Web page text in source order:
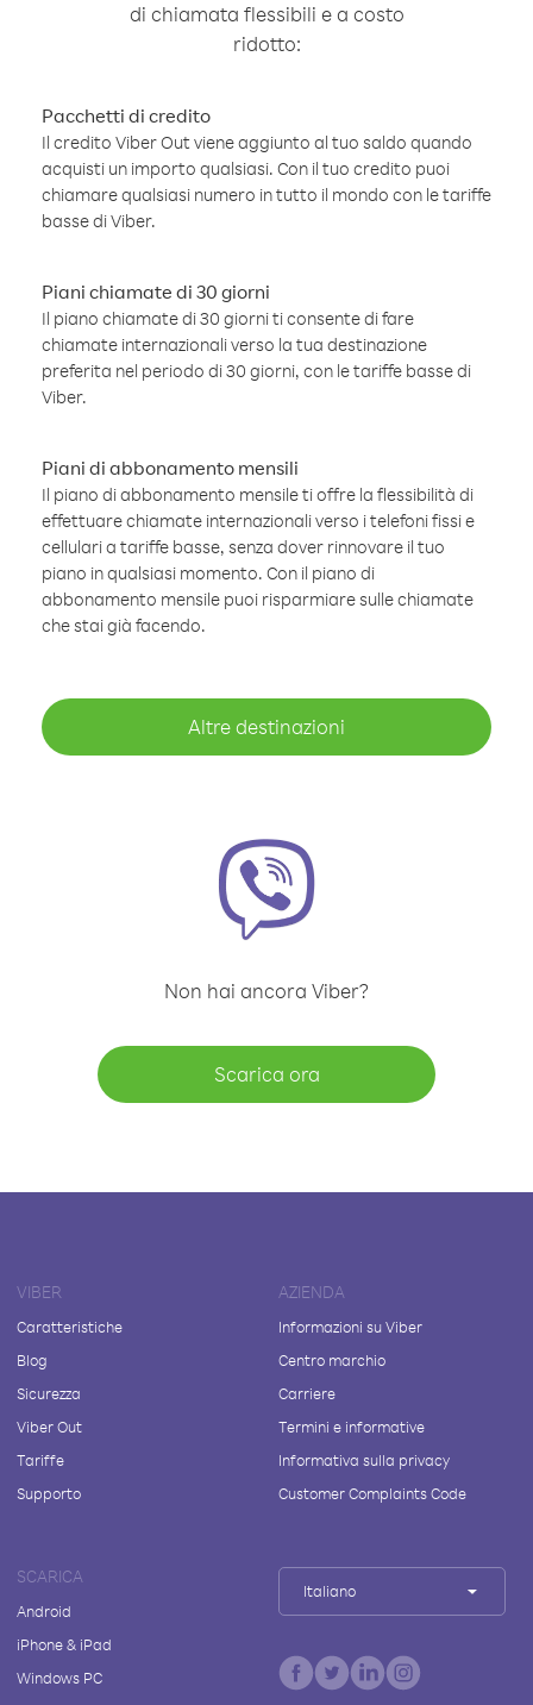
di chiamata flessibili e a costo
ridotto:
Pacchetti di credito
Il credito Viber Out viene aggiunto al tuo saldo quando
acquisti un importo qualsiasi. Con il tuo credito puoi
chiamare qualsiasi numero in tutto il mondo con le tariffe
basse di Viber.
Piani chiamate di 30 giorni
Il piano chiamate di 30 giorni ti consente di fare
chiamate internazionali verso la tua destinazione
preferita nel periodo di 30 giorni, con le tariffe basse di
Viber.
Piani di abbonamento mensili
Il piano di abbonamento mensile ti offre la flessibilità di
effettuare chiamate internazionali verso i telefoni fissi e
cellulari a tariffe basse, senza dover rinnovare il tuo
piano in qualsiasi momento. Con il piano di
abbonamento mensile puoi risparmiare sulle chiamate
che stai già facendo.
Altre destinazioni
Non hai ancora Viber?
Scarica ora
VIBER
Caratteristiche
Blog
Sicurezza
Viber Out
Tariffe
Supporto
AZIENDA
Informazioni su Viber
Centro marchio
Carriere
Termini e informative
Informativa sulla privacy
Customer Complaints Code
SCARICA
Android
iPhone & iPad
Windows PC
Italiano